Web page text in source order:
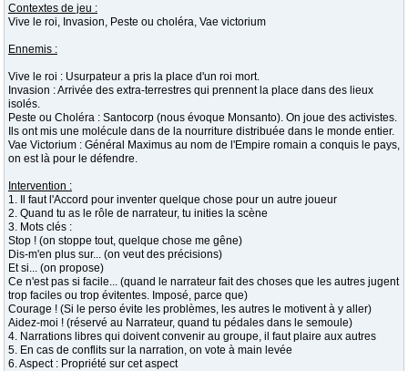
Contextes de jeu :
Vive le roi, Invasion, Peste ou choléra, Vae victorium
Ennemis :
Vive le roi : Usurpateur a pris la place d'un roi mort.
Invasion : Arrivée des extra-terrestres qui prennent la place dans des lieux
isolés.
Peste ou Choléra : Santocorp (nous évoque Monsanto). On joue des activistes.
Ils ont mis une molécule dans de la nourriture distribuée dans le monde entier.
Vae Victorium : Général Maximus au nom de l'Empire romain a conquis le pays,
on est là pour le défendre.
Intervention :
1. Il faut l'Accord pour inventer quelque chose pour un autre joueur
2. Quand tu as le rôle de narrateur, tu inities la scène
3. Mots clés :
Stop ! (on stoppe tout, quelque chose me gêne)
Dis-m'en plus sur... (on veut des précisions)
Et si... (on propose)
Ce n'est pas si facile... (quand le narrateur fait des choses que les autres jugent
trop faciles ou trop évitentes. Imposé, parce que)
Courage ! (Si le perso évite les problèmes, les autres le motivent à y aller)
Aidez-moi ! (réservé au Narrateur, quand tu pédales dans le semoule)
4. Narrations libres qui doivent convenir au groupe, il faut plaire aux autres
5. En cas de conflits sur la narration, on vote à main levée
6. Aspect : Propriété sur cet aspect